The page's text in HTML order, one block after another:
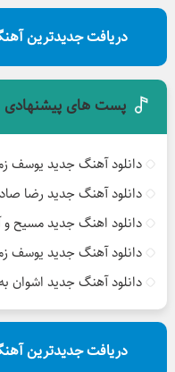
دریافت جدیدترین
پست های پیشنهادی
دانلود آهنگ جدید یوسف
دانلود آهنگ جدید رضا
دانلود اهنگ جدید مسیح
دانلود آهنگ جدید یوسف
دانلود آهنگ جدید اشوان
دریافت جدیدترین